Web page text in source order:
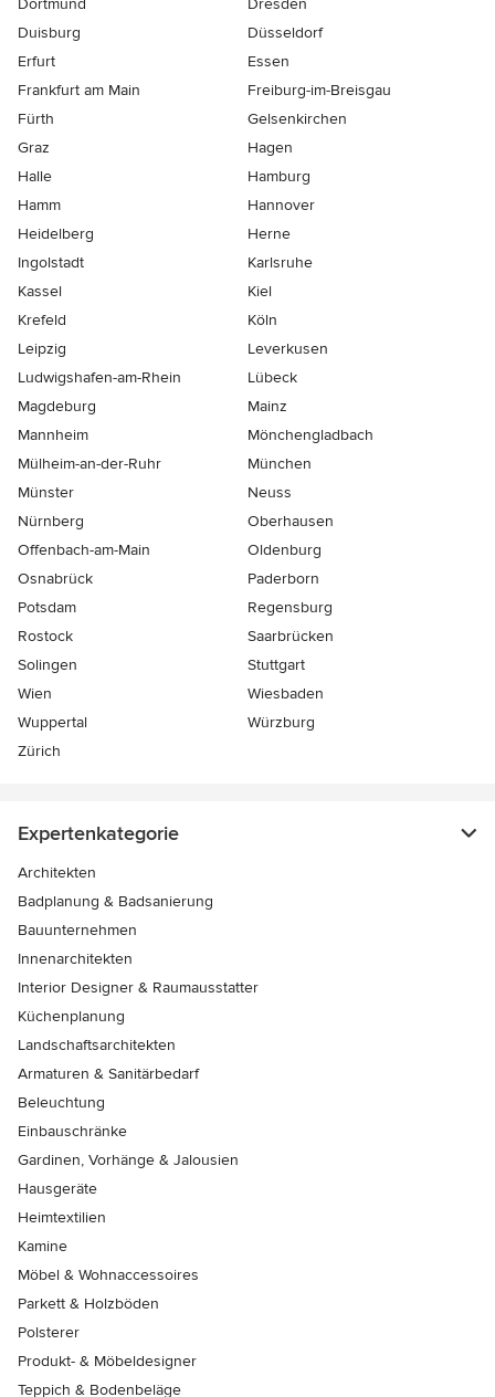
Duisburg
Düsseldorf
Erfurt
Essen
Frankfurt am Main
Freiburg-im-Breisgau
Fürth
Gelsenkirchen
Graz
Hagen
Halle
Hamburg
Hamm
Hannover
Heidelberg
Herne
Ingolstadt
Karlsruhe
Kassel
Kiel
Krefeld
Köln
Leipzig
Leverkusen
Ludwigshafen-am-Rhein
Lübeck
Magdeburg
Mainz
Mannheim
Mönchen­gladbach
Mülheim-an-der-Ruhr
München
Münster
Neuss
Nürnberg
Oberhausen
Offenbach-am-Main
Oldenburg
Osnabrück
Paderborn
Potsdam
Regensburg
Rostock
Saarbrücken
Solingen
Stuttgart
Wien
Wiesbaden
Wuppertal
Würzburg
Zürich
Expertenkategorie
Architekten
Badplanung & Badsanierung
Bauunternehmen
Innenarchitekten
Interior Designer & Raumausstatter
Küchenplanung
Landschaftsarchitekten
Armaturen & Sanitärbedarf
Beleuchtung
Einbauschränke
Gardinen, Vorhänge & Jalousien
Hausgeräte
Heimtextilien
Kamine
Möbel & Wohnaccessoires
Parkett & Holzböden
Polsterer
Produkt- & Möbeldesigner
Teppich & Bodenbeläge